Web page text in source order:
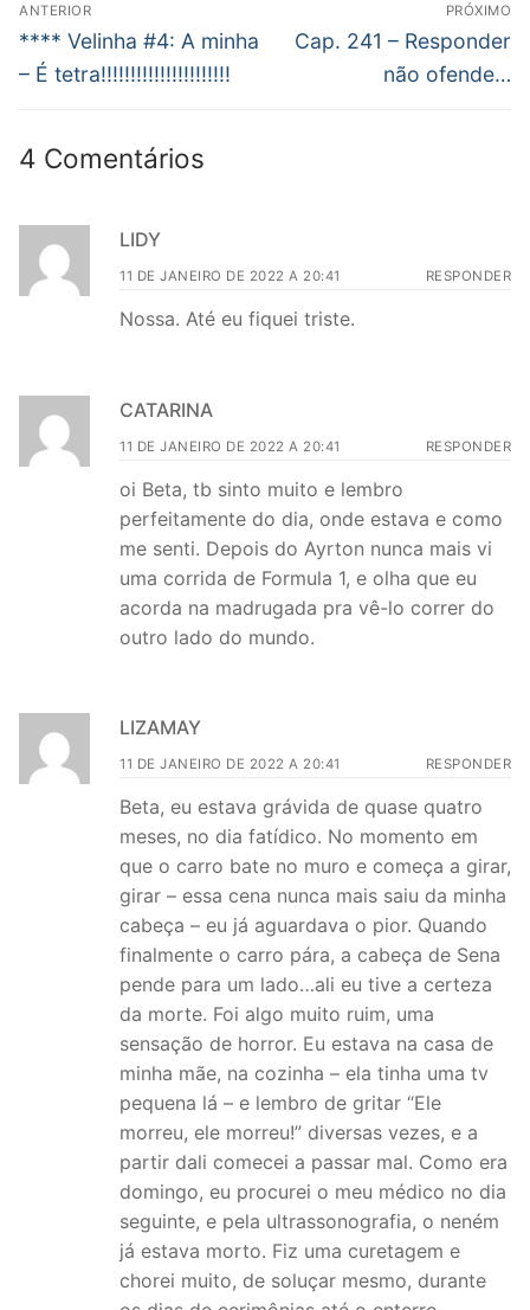
de
Post
ANTERIOR
Post
anterior:
**** Velinha #4: A minha
– É tetra!!!!!!!!!!!!!!!!!!!!!!
PRÓXIMO
Próximo
Cap. 241 – Responder
não ofende…
4 Comentários
LIDY
11 DE JANEIRO DE 2022 A 20:41 RESPONDER
Nossa. Até eu fiquei triste.
CATARINA
11 DE JANEIRO DE 2022 A 20:41 RESPONDER
oi Beta, tb sinto muito e lembro
perfeitamente do dia, onde estava e como
me senti. Depois do Ayrton nunca mais vi
uma corrida de Formula 1, e olha que eu
acorda na madrugada pra vê-lo correr do
outro lado do mundo.
LIZAMAY
11 DE JANEIRO DE 2022 A 20:41 RESPONDER
Beta, eu estava grávida de quase quatro
meses, no dia fatídico. No momento em
que o carro bate no muro e começa a girar,
girar – essa cena nunca mais saiu da minha
cabeça – eu já aguardava o pior. Quando
finalmente o carro pára, a cabeça de Sena
pende para um lado…ali eu tive a certeza
da morte. Foi algo muito ruim, uma
sensação de horror. Eu estava na casa de
minha mãe, na cozinha – ela tinha uma tv
pequena lá – e lembro de gritar “Ele
morreu, ele morreu!” diversas vezes, e a
partir dali comecei a passar mal. Como era
domingo, eu procurei o meu médico no dia
seguinte, e pela ultrassonografia, o neném
já estava morto. Fiz uma curetagem e
chorei muito, de soluçar mesmo, durante